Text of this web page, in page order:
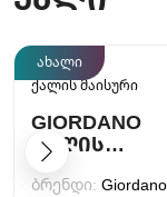
ახალი
ქალის მაისური
GIORDANO
ᲥᲐᲚᲘᲡ
ᲛᲐᲘᲡᲣᲠᲘ
ბრენდი: Giordano